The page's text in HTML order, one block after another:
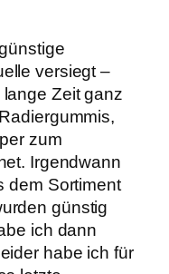
versiegt –
Zeit ganz
zum
Irgendwann
dem Sortiment
günstig
ich dann
habe ich für